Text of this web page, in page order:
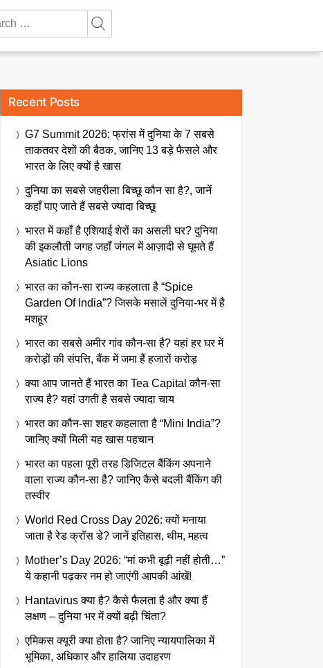
Recent Posts
G7 Summit 2026: फ्रांस में दुनिया के 7 सबसे
ताकतवर देशों की बैठक, जानिए 13 बड़े फैसले और
भारत के लिए क्यों है खास
दुनिया का सबसे जहरीला बिच्छू कौन सा है?, जानें
कहाँ पाए जाते हैं सबसे ज्यादा बिच्छू
भारत में कहाँ है एशियाई शेरों का असली घर? दुनिया
की इकलौती जगह जहाँ जंगल में आज़ादी से घूमते हैं
Asiatic Lions
भारत का कौन-सा राज्य कहलाता है “Spice
Garden Of India”? जिसके मसालें दुनिया-भर में है
मशहूर
भारत का सबसे अमीर गांव कौन-सा है? यहां हर घर में
करोड़ों की संपत्ति, बैंक में जमा हैं हजारों करोड़
क्या आप जानते हैं भारत का Tea Capital कौन-सा
राज्य है? यहां उगती है सबसे ज्यादा चाय
भारत का कौन-सा शहर कहलाता है “Mini India”?
जानिए क्यों मिली यह खास पहचान
भारत का पहला पूरी तरह डिजिटल बैंकिंग अपनाने
वाला राज्य कौन-सा है? जानिए कैसे बदली बैंकिंग की
तस्वीर
World Red Cross Day 2026: क्यों मनाया
जाता है रेड क्रॉस डे? जानें इतिहास, थीम, महत्व
Mother’s Day 2026: “मां कभी बूढ़ी नहीं होती…”
ये कहानी पढ़कर नम हो जाएंगी आपकी आंखें!
Hantavirus क्या है? कैसे फैलता है और क्या हैं
लक्षण – दुनिया भर में क्यों बढ़ी चिंता?
एमिकस क्यूरी क्या होता है? जानिए न्यायपालिका में
भूमिका, अधिकार और हालिया उदाहरण